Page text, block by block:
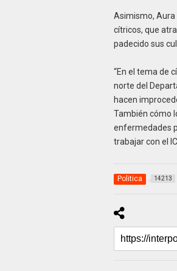
Asimismo, Aura
cítricos, que
padecido sus
“En el tema de
norte del
hacen
También cómo
enfermedades
trabajar con el
Politica 14213